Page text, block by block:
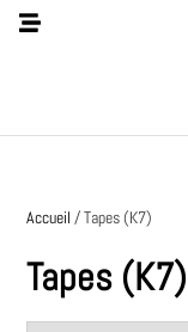
Accueil / Tapes (K7)
Tapes (K7)